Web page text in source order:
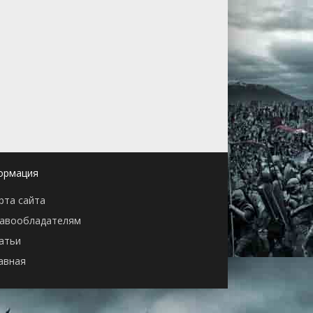
сайта